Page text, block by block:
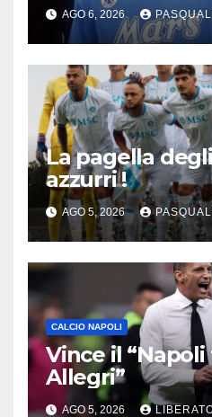
AGO 6, 2026
La pagella
azzurri !
AGO 5, 2026
CALCIO NAPOLI
Vince il
Allegri”
AGO 5, 2026